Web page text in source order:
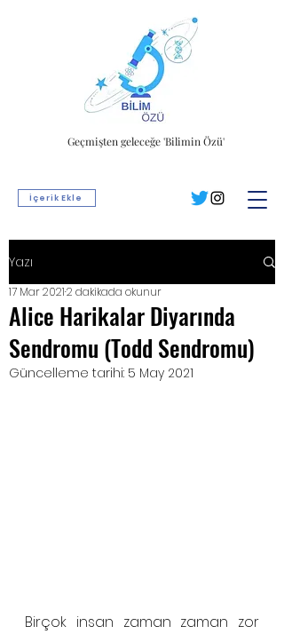
İçerik Ekle
Geçmişten geleceğe 'Bilimin Özü'
Yazı
Alice Harikalar Diyarında
Sendromu (Todd Sendromu)
17 Mar 20212 dakikada okunur
Güncelleme tarihi: 5 May 2021
Birçok insan zaman zaman zor